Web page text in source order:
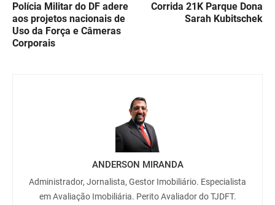
Polícia Militar do DF adere
aos projetos nacionais de
Uso da Força e Câmeras
Corporais
Corrida 21K Parque Dona
Sarah Kubitschek
ANDERSON MIRANDA
Administrador, Jornalista, Gestor Imobiliário. Especialista
em Avaliação Imobiliária. Perito Avaliador do TJDFT.